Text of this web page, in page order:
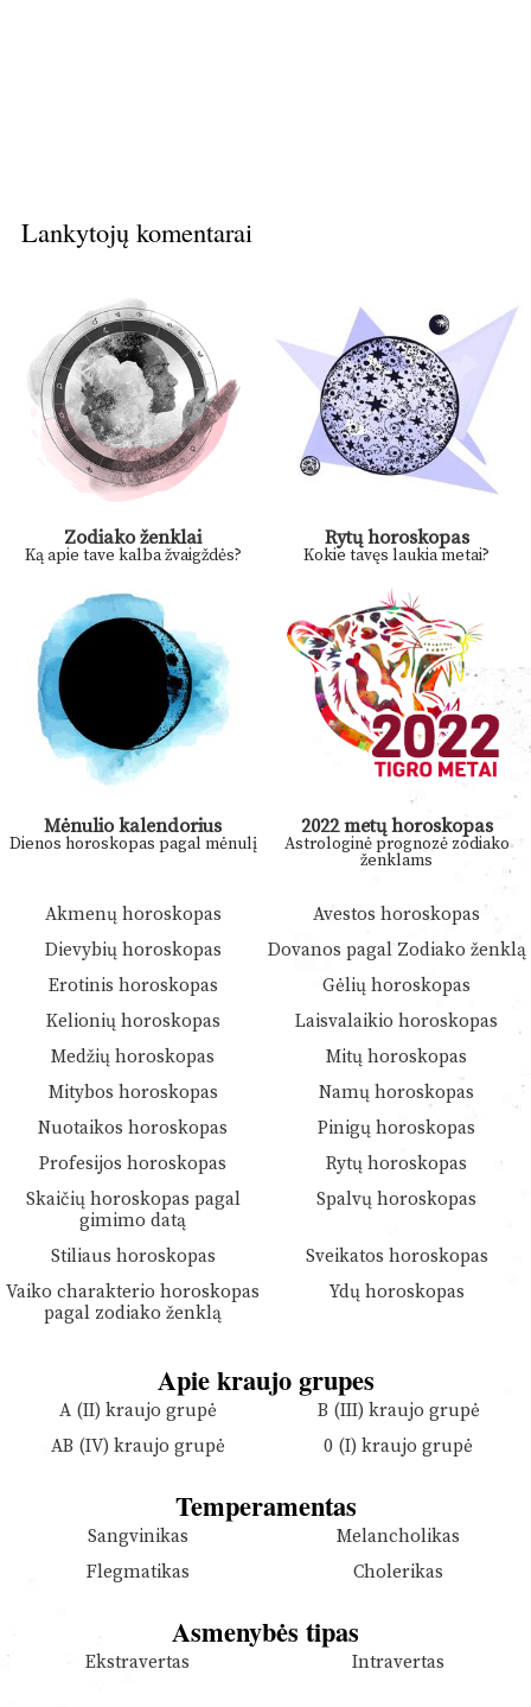
Lankytojų komentarai
Zodiako ženklai
Ką apie tave kalba žvaigždės?
Rytų horoskopas
Kokie tavęs laukia metai?
Mėnulio kalendorius
Dienos horoskopas pagal mėnulį
2022 metų horoskopas
Astrologinė prognozė zodiako
ženklams
Akmenų horoskopas
Avestos horoskopas
Dievybių horoskopas
Dovanos pagal Zodiako ženklą
Erotinis horoskopas
Gėlių horoskopas
Kelionių horoskopas
Laisvalaikio horoskopas
Medžių horoskopas
Mitų horoskopas
Mitybos horoskopas
Namų horoskopas
Nuotaikos horoskopas
Pinigų horoskopas
Profesijos horoskopas
Rytų horoskopas
Skaičių horoskopas pagal
gimimo datą
Spalvų horoskopas
Stiliaus horoskopas
Sveikatos horoskopas
Vaiko charakterio horoskopas
pagal zodiako ženklą
Ydų horoskopas
Apie kraujo grupes
A (II) kraujo grupė
B (III) kraujo grupė
AB (IV) kraujo grupė
0 (I) kraujo grupė
Temperamentas
Sangvinikas
Melancholikas
Flegmatikas
Cholerikas
Asmenybės tipas
Ekstravertas Intravertas